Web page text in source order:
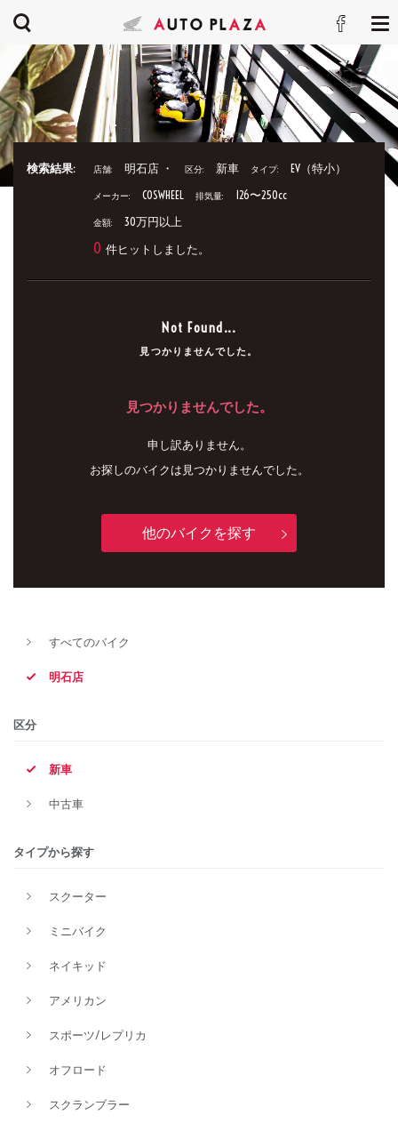
検索結果: 店舗: 明石店 ・ 区分: 新車 タイプ: EV（特小）
メーカー: COSWHEEL 排気量: 126〜250cc
金額: 30万円以上
0 件ヒットしました。
Not Found...
見つかりませんでした。
見つかりませんでした。
申し訳ありません。
お探しのバイクは見つかりませんでした。
他のバイクを探す
すべてのバイク
明石店
区分
新車
中古車
タイプから探す
スクーター
ミニバイク
ネイキッド
アメリカン
スポーツ/レプリカ
オフロード
スクランブラー
排気量
価格